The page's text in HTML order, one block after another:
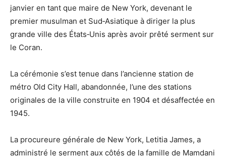
janvier en tant que maire de New York, devenant le
premier musulman et Sud‑Asiatique à diriger la plus
grande ville des États‑Unis après avoir prêté serment sur
le Coran.
La cérémonie s’est tenue dans l’ancienne station de
métro Old City Hall, abandonnée, l’une des stations
originales de la ville construite en 1904 et désaffectée en
1945.
La procureure générale de New York, Letitia James, a
administré le serment aux côtés de la famille de Mamdani